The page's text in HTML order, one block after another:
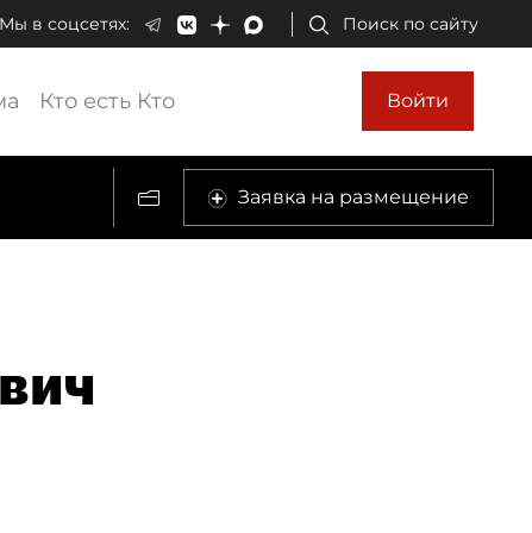
Мы в соцсетях: Поиск по сайту
Кто есть Кто Войти
Заявка на размещение